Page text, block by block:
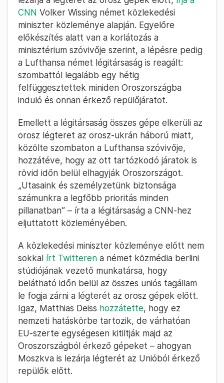
Körömi Csongor
2022. February 27.
– 04:44
Németország is lezárja légterét az
orosz repülők előtt, uniós légtérzár is
jöhet
Több európai ország után Németország is
lezárja a légterét az orosz gépek előtt,
írja a
Volker Wissing német közlekedési
miniszter közleménye alapján. Egyelőre
előkészítés alatt van a korlátozás a
minisztérium szóvivője szerint, a lépésre pedig
a Lufthansa német légitársaság is reagált:
szombattól legalább egy hétig
felfüggesztettek miniden Oroszországba
induló és onnan érkező repülőjáratot.
Emellett a légitársaság összes gépe elkerüli az
orosz légteret az orosz-ukrán háború miatt,
közölte szombaton a Lufthansa szóvivője,
hozzátéve, hogy az ott tartózkodó járatok is
rövid időn belül elhagyják Oroszországot.
„Utasaink és személyzetünk biztonsága
számunkra a legfőbb prioritás minden
pillanatban” – írta a légitársaság a CNN-hez
eljuttatott közleményében.
A közlekedési miniszter közleménye előtt nem
sokkalírt Twitteren